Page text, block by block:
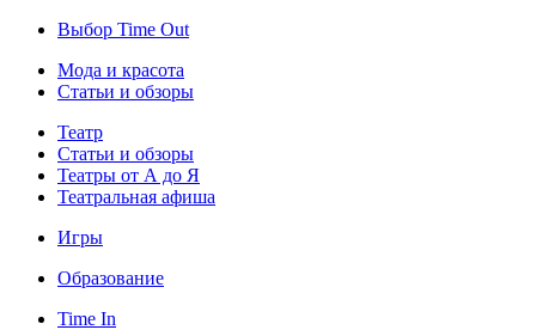
Выбор Time Out
Мода и красота
Статьи и обзоры
Театр
Статьи и обзоры
Театры от А до Я
Театральная афиша
Игры
Образование
Time In